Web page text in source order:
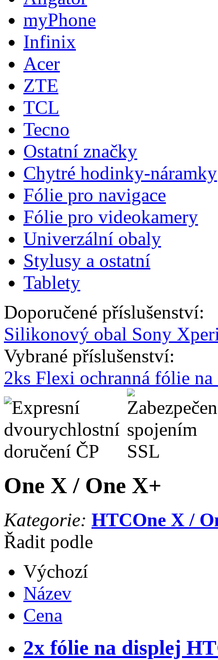
myPhone
Infinix
Acer
ZTE
TCL
Tecno
Ostatní značky
Chytré hodinky-náramky
Fólie pro navigace
Fólie pro videokamery
Univerzální obaly
Stylusy a ostatní
Tablety
Doporučené příslušenství:
Silikonový obal Sony
Vybrané příslušenství:
2ks Flexi ochranná fólie
One X / One X+
Kategorie: HTCOne X /
Řadit podle
Výchozí
Název
Cena
2x fólie na displej